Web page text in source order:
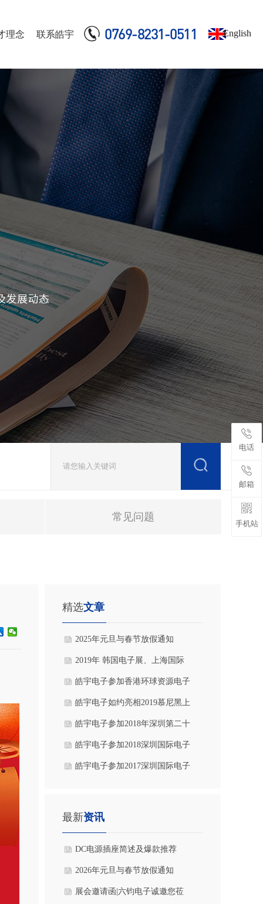
English
0769-8231-0511
理念 联系皓宇
常见问题
精选文章
2025年元旦与春节放假通知
2019年 韩国电子展、上海国际
灯光音响展及环球资源电子展，
圆满闭幕！
皓宇电子参加香港环球资源电子
展和香港春季电子展，展会圆满
谢幕！
皓宇电子如约亮相2019慕尼黑上
海电子展
皓宇电子参加2018年深圳第二十
届高交会，展会圆满结束!
皓宇电子参加2018深圳国际电子
展
皓宇电子参加2017深圳国际电子
最新资讯
DC电源插座简述及爆款推荐
2026年元旦与春节放假通知
展会邀请函|六钧电子诚邀您莅
电话
邮箱
手机站